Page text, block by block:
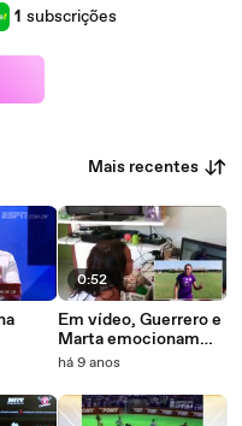
1 subscrições
Mais recentes
0:52
Em vídeo, Guerrero e
Marta emocionam
menina que jogará
há 9 anos